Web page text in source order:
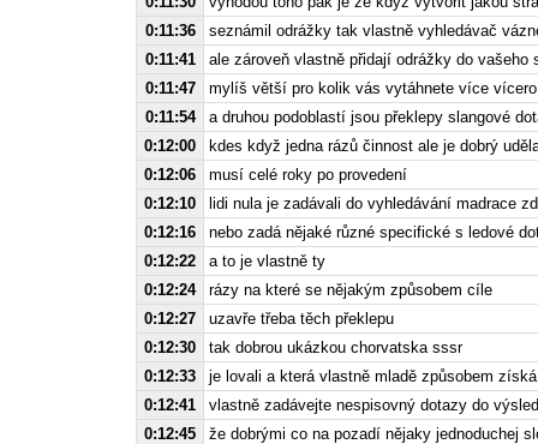
0:11:36
seznámil odrážky tak vlastně vyhledávač
0:11:41
ale zároveň vlastně přidají odrážky do
0:11:47
mylíš větší pro kolik vás vytáhnete více
0:11:54
a druhou podoblastí jsou překlepy slangové
0:12:00
kdes když jedna rázů činnost ale je dobrý
0:12:06
musí celé roky po provedení
0:12:10
lidi nula je zadávali do vyhledávání madrace
0:12:16
nebo zadá nějaké různé specifické s ledové
0:12:22
a to je vlastně ty
0:12:24
rázy na které se nějakým způsobem cíle
0:12:27
uzavře třeba těch překlepu
0:12:30
tak dobrou ukázkou chorvatska sssr
0:12:33
je lovali a která vlastně mladě způsobem
0:12:41
vlastně zadávejte nespisovný dotazy do
0:12:45
že dobrými co na pozadí nějaky jednoduchej